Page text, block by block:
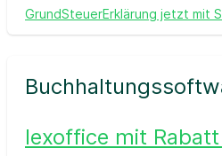
GrundSteuerErklärung jetzt mit
lexoffice mit